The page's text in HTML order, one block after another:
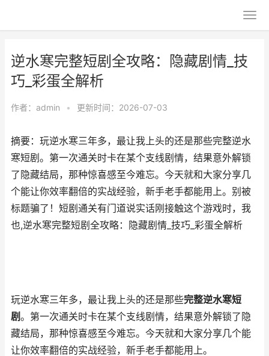
逆水寒完整短剧全攻略：隐藏剧情_技
巧_彩蛋全解析
作者： admin • 更新时间：2026-07-03
摘要：玩逆水寒三年多，最让我上头的还是那些完整逆水
寒短剧。第一次通关时卡在某个支线剧情，结果意外解锁
了隐藏结局，那种惊喜感至今难忘。今天就和大家分享几
个能让你效率翻倍的实战经验，新手老手都能用上。别被
标题骗了！短剧通关有门道说实话刚接触这个游戏时，我
也,逆水寒完整短剧全攻略：隐藏剧情_技巧_彩蛋全解析
玩逆水寒三年多，最让我上头的还是那些完整逆水寒短
剧。第一次通关时卡在某个支线剧情，结果意外解锁了隐
藏结局，那种惊喜感至今难忘。今天就和大家分享几个能
让你效率翻倍的实战经验，新手老手都能用上。